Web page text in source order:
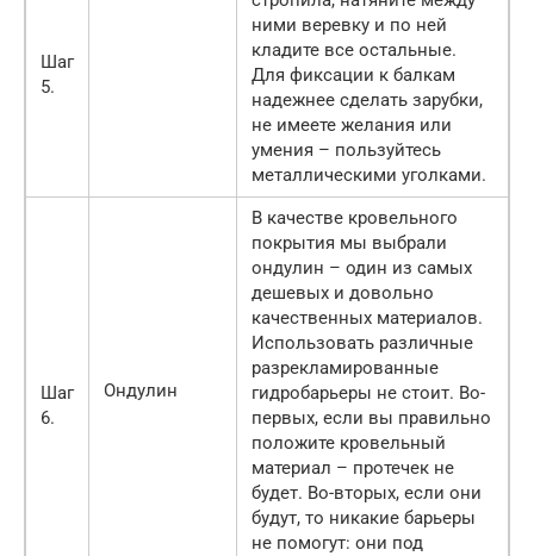
Шаг
5.
ними веревку и по ней
кладите все остальные.
Для фиксации к балкам
надежнее сделать зарубки,
не имеете желания или
умения – пользуйтесь
металлическими уголками.
Шаг
6.
Ондулин
В качестве кровельного
покрытия мы выбрали
ондулин – один из самых
дешевых и довольно
качественных материалов.
Использовать различные
разрекламированные
гидробарьеры не стоит. Во-
первых, если вы правильно
положите кровельный
материал – протечек не
будет. Во-вторых, если они
будут, то никакие барьеры
не помогут: они под